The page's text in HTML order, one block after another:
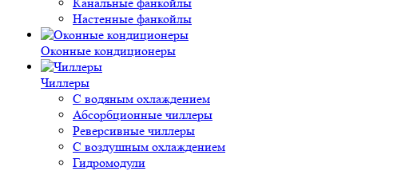
Настенные фанкойлы
Оконные кондиционеры
Чиллеры
С водяным охлаждением
Абсорбционные чиллеры
Реверсивные чиллеры
С воздушным охлаждением
Гидромодули